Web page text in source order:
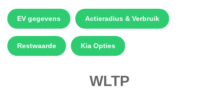
EV gegevens Actieradius & Verbruik
Restwaarde Kia Opties
WLTP